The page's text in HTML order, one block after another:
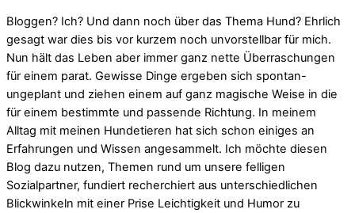
Bloggen? Ich? Und dann noch über das Thema Hund? Ehrlich
gesagt war dies bis vor kurzem noch unvorstellbar für mich.
Nun hält das Leben aber immer ganz nette Überraschungen
für einem parat. Gewisse Dinge ergeben sich spontan-
ungeplant und ziehen einem auf ganz magische Weise in die
für einem bestimmte und passende Richtung. In meinem
Alltag mit meinen Hundetieren hat sich schon einiges an
Erfahrungen und Wissen angesammelt. Ich möchte diesen
Blog dazu nutzen, Themen rund um unsere felligen
Sozialpartner, fundiert recherchiert aus unterschiedlichen
Blickwinkeln mit einer Prise Leichtigkeit und Humor zu